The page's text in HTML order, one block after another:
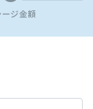
ージ金額